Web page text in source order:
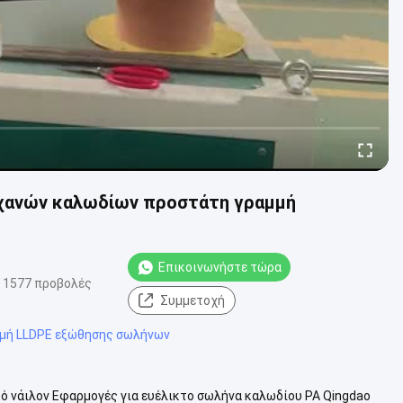
καλωδίων προστάτη γραμμή
1577 προβολές
Επικοινωνήστε τώρα
Συμμετοχή
LLDPE εξώθησης σωλήνων
Εφαρμογές για ευέλικτο σωλήνα καλωδίου PA Qingdao